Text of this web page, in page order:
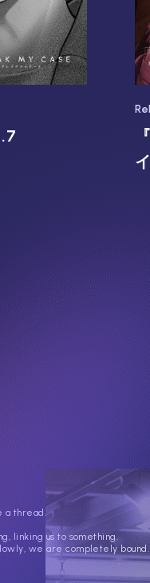
a thread.
linking us to something.
we are completely bound.